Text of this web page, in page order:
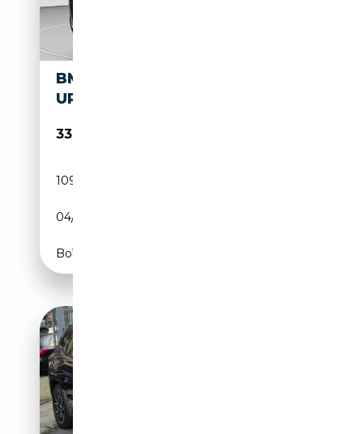
BMW M40I XDRIVE*HEAD-
UP*360º*AHK*PANO
33 900€
109 500 km
04/2018
Boîte automatique